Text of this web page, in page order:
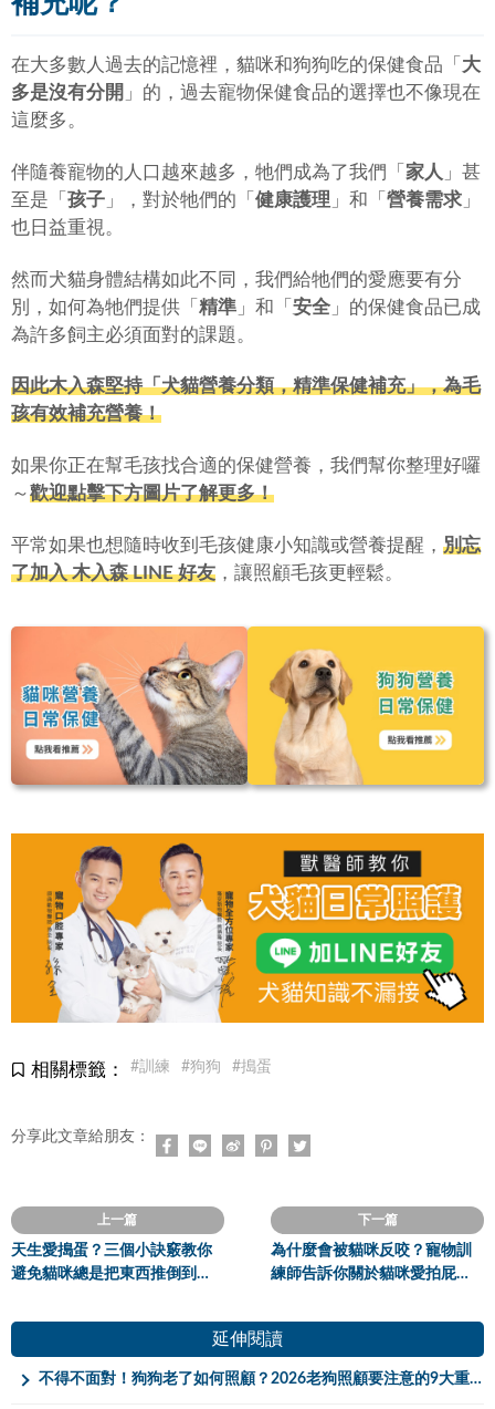
在大多數人過去的記憶裡，貓咪和狗狗吃的保健食品「 大
多是沒有分開 」的，過去寵物保健食品的選擇也不像現在
這麼多。
伴隨養寵物的人口越來越多，牠們成為了我們「 家人 」甚
至是「 孩子 」，對於牠們的「 健康護理 」和「 營養需求 」
也日益重視。
然而犬貓身體結構如此不同，我們給牠們的愛應要有分
別，如何為牠們提供「 精準 」和「 安全 」的保健食品已成
為許多飼主必須面對的課題。
因此木入森堅持「犬貓營養分類，精準保健補充」，為毛
孩有效補充營養！
如果你正在幫毛孩找合適的保健營養，我們幫你整理好囉
～歡迎點擊下方圖片了解更多！
平常如果也想隨時收到毛孩健康小知識或營養提醒， 別忘
了加入 木入森 LINE 好友 ，讓照顧毛孩更輕鬆。
相關標籤： #訓練 #狗狗 #搗蛋
分享此文章給朋友：
上一篇
天生愛搗蛋？三個小訣竅教你
避免貓咪總是把東西推倒到地
下一篇
為什麼會被貓咪反咬？寵物訓
練師告訴你關於貓咪愛拍屁屁
延伸閱讀
不得不面對！狗狗老了如何照顧？2026老狗照顧要注意的9大重點！